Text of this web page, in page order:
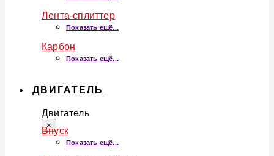
Лента-сплиттер
Показать ещё...
Карбон
Показать ещё...
ДВИГАТЕЛЬ
Двигатель
×
Впуск
Показать ещё...